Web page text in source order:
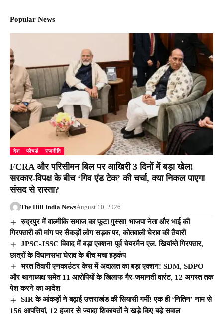
Popular News
देश फीचर्ड राजनीति
FCRA और परिसीमन बिल पर आखिरी 3 दिनों में बड़ा खेल!
सरकार-विपक्ष के बीच ‘गिव एंड टेक’ की चर्चा, क्या निकल पाएगा
संसद से रास्ता?
The Hill India NewsAugust 10, 2026
रुद्रपुर में वाल्मीकि समाज का फूटा गुस्सा! भाजपा नेता और भाई की
गिरफ्तारी की मांग पर सैकड़ों लोग सड़क पर, कोतवाली घेराव की तैयारी
JPSC-JSSC विवाद में बड़ा एक्शन! पूर्व चेयरमैन एल. खियांग्ते गिरफ्तार,
छात्रों के विधानसभा घेराव के बीच मचा हड़कंप
भरत तिवारी एनकाउंटर केस में अदालत का बड़ा एक्शन! SDM, SDPO
और थानाध्यक्ष समेत 11 आरोपियों के खिलाफ गैर-जमानती वारंट, 12 अगस्त तक
पेश करने का आदेश
SIR के आंकड़ों ने बढ़ाई उत्तराखंड की सियासी गर्मी! एक ही ‘नितिन’ नाम से
156 आपत्तियां, 12 हजार से ज्यादा शिकायतों ने खड़े किए बड़े सवाल